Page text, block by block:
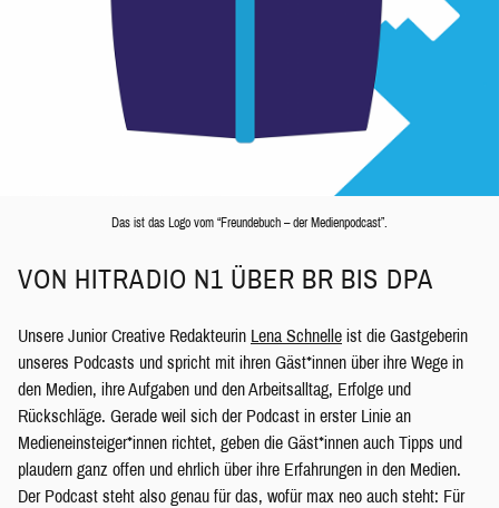
Das ist das Logo vom “Freundebuch – der Medienpodcast”.
VON HITRADIO N1 ÜBER BR BIS DPA
Unsere Junior Creative Redakteurin Lena Schnelle ist die Gastgeberin
unseres Podcasts und spricht mit ihren Gäst*innen über ihre Wege in
den Medien, ihre Aufgaben und den Arbeitsalltag, Erfolge und
Rückschläge. Gerade weil sich der Podcast in erster Linie an
Medieneinsteiger*innen richtet, geben die Gäst*innen auch Tipps und
plaudern ganz offen und ehrlich über ihre Erfahrungen in den Medien.
Der Podcast steht also genau für das, wofür max neo auch steht: Für